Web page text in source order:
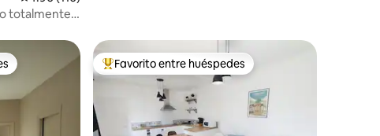
totalmente
huéspedes De los mejores en Favorito entre huéspedes
Favorito entre huéspedes